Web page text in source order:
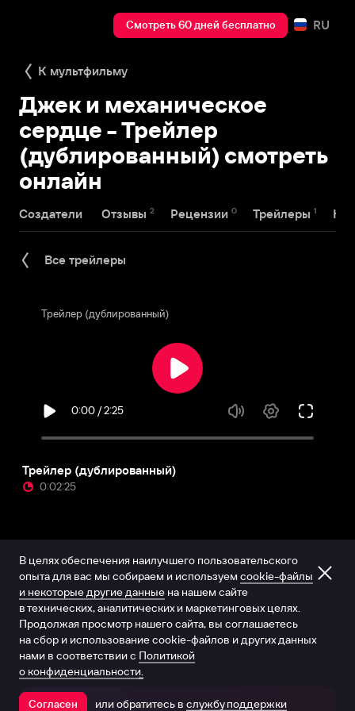
Смотреть 60 дней бесплатно RU
К мультфильму
Джек и механическое
сердце - Трейлер
(дублированный) смотреть
онлайн
Создатели Отзывы 2 Рецензии 0 Трейлеры 1
Все трейлеры
Трейлер (дублированный)
0:02:25
Открыть в приложении
В целях обеспечения наилучшего пользовательского
опыта для вас мы собираем и используем cookie-файлы
и некоторые другие данные на нашем сайте
в технических, аналитических и маркетинговых целях.
Продолжая просмотр нашего сайта, вы соглашаетесь
на сбор и использование cookie-файлов и других данных
нами в соответствии с Политикой
о конфиденциальности.
Согласен или обратитесь в службу поддержки